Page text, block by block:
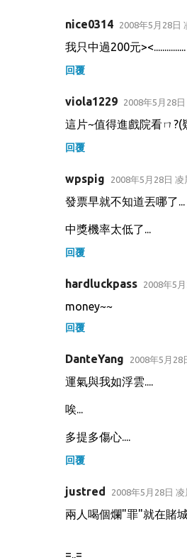
nice0314 2008年5月28日
我只中過200元><...............
回覆
viola1229 2008年5月28日
這片~值得進戲院看ㄇ?(
回覆
wpspig 2008年5月28日 凌
發票早就不知道丟哪了...
中獎機率太低了...
回覆
hardluckpass 2008年5
money~~
回覆
DanteYang 2008年5月28
運氣與我如浮雲....
唉...
多提多傷心....
回覆
justred 2008年5月28日 凌
兩人喝個爛"罪"就在賭城
=..=